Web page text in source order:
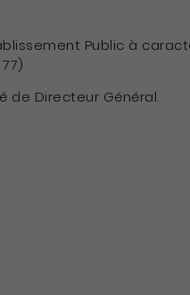
Public à
de Directeur Général.